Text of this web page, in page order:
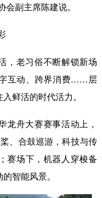
副主席陈建说。
老习俗不断解锁新场
互动、跨界消费……层
鲜活的时代活力。
舟大赛赛事活动上，
、合鼓巡游，科技与传
赛场下，机器人穿梭备
智能风景。